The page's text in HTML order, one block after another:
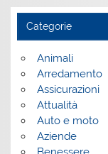
Categorie
Animali
Arredamento
Assicurazioni
Attualità
Auto e moto
Aziende